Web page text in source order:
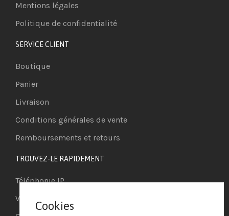
Mentions légales
Politique de confidentialité
SERVICE CLIENT
Boutique
Panier
Livraison
Conditions générales de vente
Remboursements et retours
TROUVEZ-LE RAPIDEMENT
Téléphonie IP
Visioconférence
Cookies